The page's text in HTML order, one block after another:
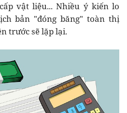
vật liệu... Nhiều ý kiến lo
bản "đóng băng" toàn thị
trước sẽ lặp lại.